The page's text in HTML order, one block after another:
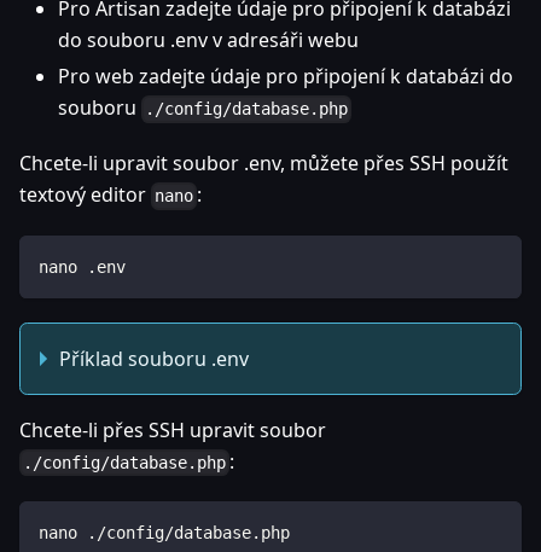
Pro Artisan zadejte údaje pro připojení k databázi
do souboru .env v adresáři webu
Pro web zadejte údaje pro připojení k databázi do
souboru
./config/database.php
Chcete-li upravit soubor .env, můžete přes SSH použít
textový editor nano :
nano .env
Příklad souboru .env
Chcete-li přes SSH upravit soubor
./config/database.php :
nano ./config/database.php